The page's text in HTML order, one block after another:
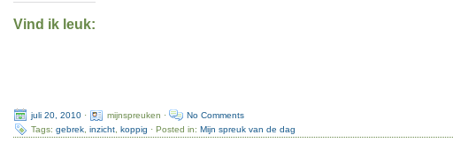
Vind ik leuk:
juli 20, 2010 · mijnspreuken ·
No Comments
Tags:gebrek ,inzicht ,koppig · Posted in:Mijn spreuk van de dag